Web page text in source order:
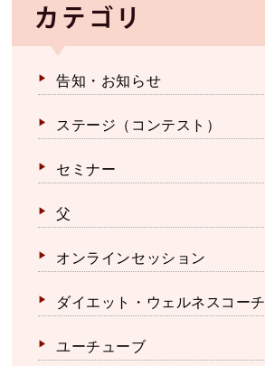
カテゴリ
告知・お知らせ
ステージ（コンテスト）
セミナー
父
オンラインセッション
ダイエット・ウェルネスコーチ
ユーチューブ